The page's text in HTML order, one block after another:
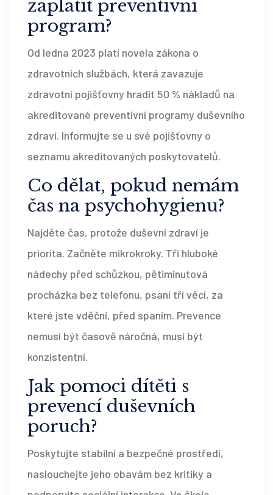
zaplatit preventivní
program?
Od ledna 2023 platí novela zákona o
zdravotních službách, která zavazuje
zdravotní pojišťovny hradit 50 % nákladů na
akreditované preventivní programy duševního
zdraví. Informujte se u své pojišťovny o
seznamu akreditovaných poskytovatelů.
Co dělat, pokud nemám
čas na psychohygienu?
Najděte čas, protože duševní zdraví je
priorita. Začněte mikrokroky. Tři hluboké
nádechy před schůzkou, pětiminutová
procházka bez telefonu, psaní tří věcí, za
které jste vděční, před spaním. Prevence
nemusí být časově náročná, musí být
konzistentní.
Jak pomoci dítěti s
prevencí duševních
poruch?
Poskytujte stabilní a bezpečné prostředí,
naslouchejte jeho obavám bez kritiky a